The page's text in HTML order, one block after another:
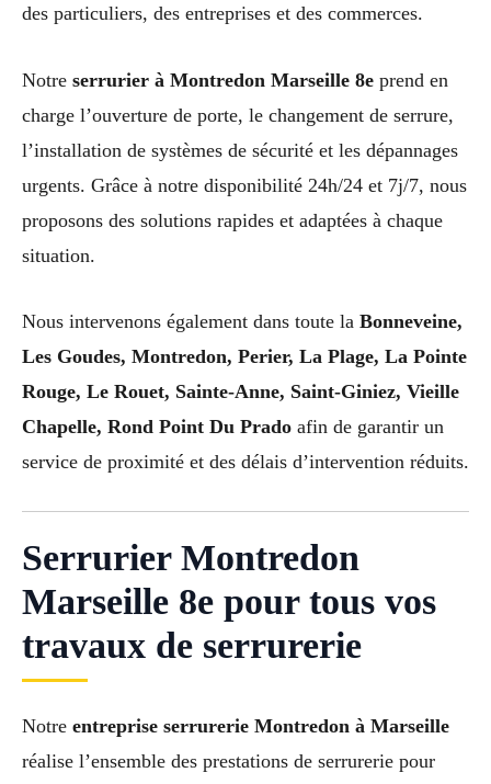
des particuliers, des entreprises et des commerces.
Notre serrurier à Montredon Marseille 8e prend en
charge l’ouverture de porte, le changement de serrure,
l’installation de systèmes de sécurité et les dépannages
urgents. Grâce à notre disponibilité 24h/24 et 7j/7, nous
proposons des solutions rapides et adaptées à chaque
situation.
Nous intervenons également dans toute la Bonneveine,
Les Goudes, Montredon, Perier, La Plage, La Pointe
Rouge, Le Rouet, Sainte-Anne, Saint-Giniez, Vieille
Chapelle, Rond Point Du Prado afin de garantir un
service de proximité et des délais d’intervention réduits.
Serrurier Montredon
Marseille 8e pour tous vos
travaux de serrurerie
Notre entreprise serrurerie Montredon à Marseille
réalise l’ensemble des prestations de serrurerie pour